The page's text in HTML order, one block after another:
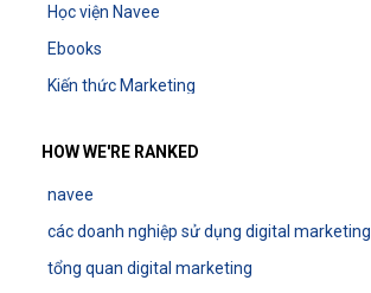
Học viện Navee
Ebooks
Kiến thức Marketing
HOW WE'RE RANKED
navee
các doanh nghiệp sử dụng digital marketing
tổng quan digital marketing